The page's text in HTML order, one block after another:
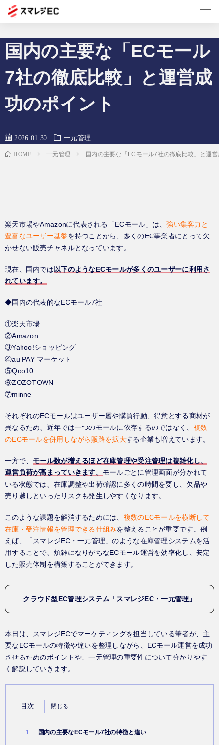
スマレジECとは
一元管理
リピート
無料相談・お問い合わせ
国内の主要な「ECモール
7社の徹底比較」と運営成
功のポイント
2026.01.30 一元管理
HOME 一元管理 国内の主要な「ECモール7社の徹底比較」と運
楽天市場やAmazonに代表される「ECモール」は、強い集客力と
豊富なユーザー基盤を持つことから、多くのEC事業者にとって欠
かせない販売チャネルとなっています。
現在、国内では 以下のようなECモールが多くのユーザーに利用さ
れています。
◆国内の代表的なECモール7社
①楽天市場
②Amazon
③Yahoo!ショッピング
④au PAY マーケット
⑤Qoo10
⑥ZOZOTOWN
⑦minne
それぞれのECモールはユーザー層や購買行動、得意とする商材が
異なるため、近年では一つのモールに依存するのではなく、 複数
のECモールを併用しながら販路を拡大する企業も増えています。
一方で、 モール数が増えるほど在庫管理や受注管理は複雑化し、
運営負荷が高まっていきます。 モールごとに管理画面が分かれて
いる状態では、在庫調整や出荷確認に多くの時間を要し、欠品や
売り越しといったリスクも発生しやすくなります。
このような課題を解消するためには、 複数のECモールを横断して
在庫・受注情報を管理できる仕組みを整えることが重要です。例
えば、「スマレジEC・一元管理」のような在庫管理システムを活
用することで、煩雑になりがちなECモール運営を効率化し、安定
した販売体制を構築することができます。
クラウド型EC管理システム「スマレジEC・一元管理」
本日は、スマレジECでマーケティングを担当している筆者が、主
要なECモールの特徴や違いを整理しながら、ECモール運営を成功
させるためのポイントや、一元管理の重要性について分かりやす
く解説していきます。
目次
1. 国内の主要なECモール7社の特徴と違い